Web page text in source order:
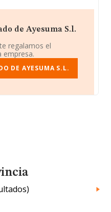
de Ayesuma S.l.
regalamos el
empresa.
DE AYESUMA S.L.